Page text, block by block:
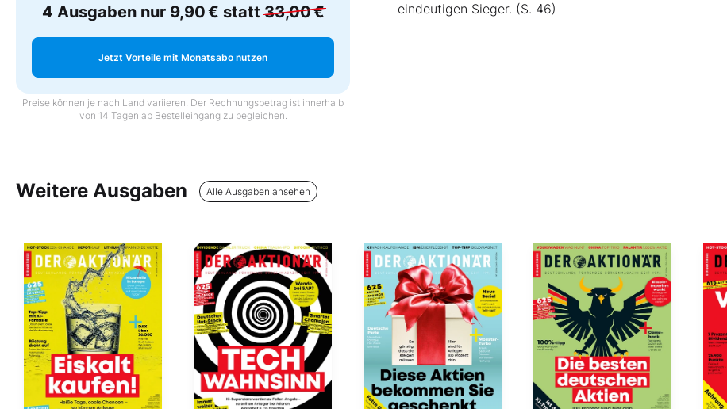
4 Ausgaben nur 9,90 € statt33,00 €
Jetzt Vorteile mit Monatsabo nutzen
Preise können je nach Land variieren. Der Rechnungsbetrag ist innerhalb
von 14 Tagen ab Bestelleingang zu begleichen.
eindeutigen Sieger. (S. 46)
Weitere Ausgaben Alle Ausgaben ansehen